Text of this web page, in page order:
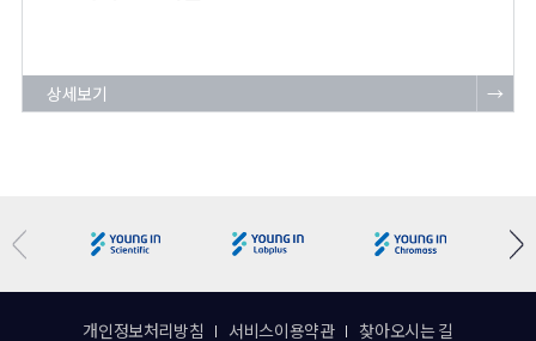
상세보기 →
개인정보처리방침 서비스이용약관 찾아오시는 길